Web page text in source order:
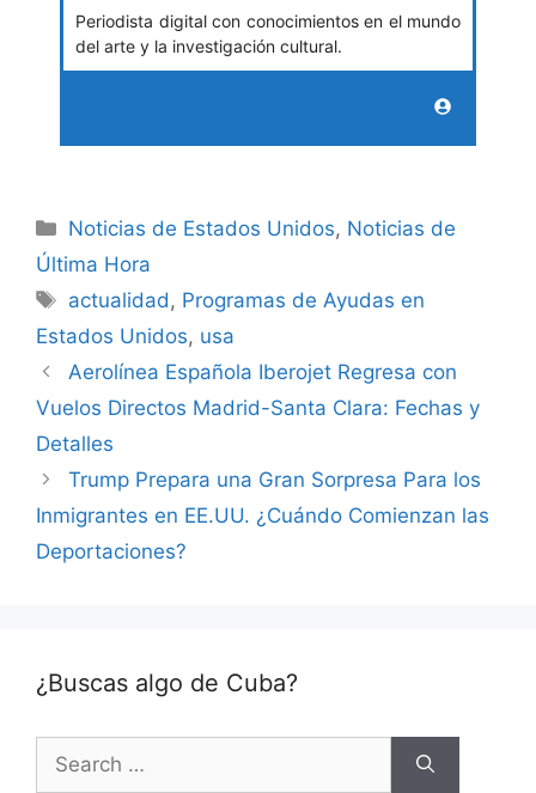
Periodista digital con conocimientos en el mundo
del arte y la investigación cultural.
Categories
Noticias de Estados Unidos, Noticias de
Última Hora
Tags
actualidad , Programas de Ayudas en
Estados Unidos, usa
Aerolínea Española Iberojet Regresa con
Vuelos Directos Madrid-Santa Clara: Fechas y
Detalles
Trump Prepara una Gran Sorpresa Para los
Inmigrantes en EE.UU. ¿Cuándo Comienzan las
Deportaciones?
¿Buscas algo de Cuba?
for: